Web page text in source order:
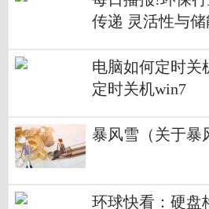
传递 灵活性与
电脑如何定时关
定时关机win7
暴风雪（关于暴
环球快看：硬盘